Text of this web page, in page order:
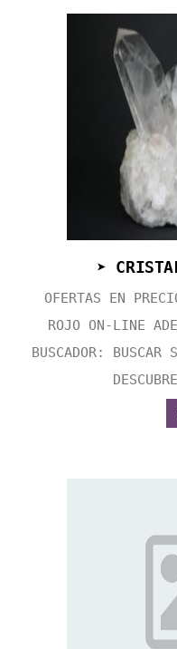
➤
OFERTAS EN
ROJO ON-LINE
BUSCADOR: BUSCAR